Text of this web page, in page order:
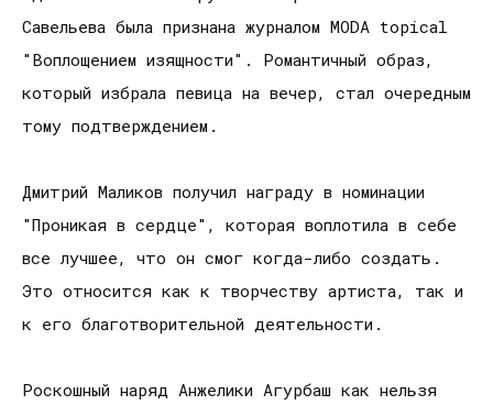
Савельева была признана журналом MODA topical
"Воплощением изящности". Романтичный образ,
который избрала певица на вечер, стал очередным
тому подтверждением.
Дмитрий Маликов получил награду в номинации
"Проникая в сердце", которая воплотила в себе
все лучшее, что он смог когда-либо создать.
Это относится как к творчеству артиста, так и
к его благотворительной деятельности.
Роскошный наряд Анжелики Агурбаш как нельзя